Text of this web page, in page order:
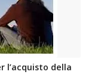
l’acquisto della